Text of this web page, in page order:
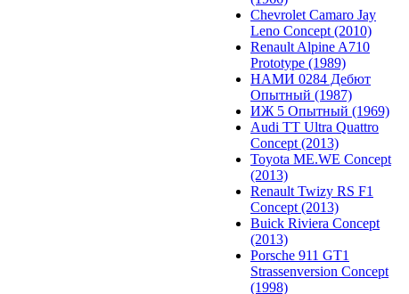
Chevrolet Camaro Jay
Leno Concept (2010)
Renault Alpine A710
Prototype (1989)
НАМИ 0284 Дебют
Опытный (1987)
ИЖ 5 Опытный (1969)
Audi TT Ultra Quattro
Concept (2013)
Toyota ME.WE Concept
(2013)
Renault Twizy RS F1
Concept (2013)
Buick Riviera Concept
(2013)
Porsche 911 GT1
Strassenversion Concept
(1998)